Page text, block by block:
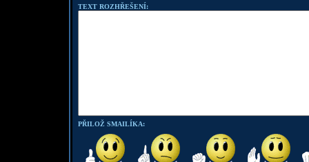
TEXT ROZHŘEŠENÍ:
PŘILOŽ SMAILÍKA: